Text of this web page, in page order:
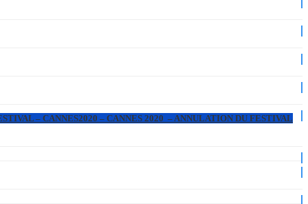
– CANNES2020 – CANNES 2020 – ANNULATION DU FESTIVAL